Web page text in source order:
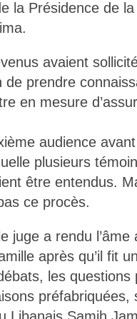
la Présidence de
avaient
prendre
en mesure
audience
plusieurs
être entendus.
ce procès.
juge a rendu
après qu’il fit
les